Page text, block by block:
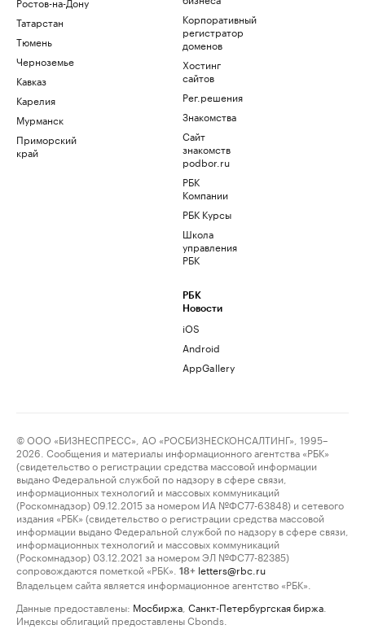
Татарстан
Тюмень
Черноземье
Кавказ
Карелия
Мурманск
Приморский
край
Корпоративный
регистратор
доменов
Хостинг
сайтов
Рег.решения
Знакомства
Сайт
знакомств
podbor.ru
РБК
Компании
РБК Курсы
Школа
управления
РБК
РБК
Новости
iOS
Android
AppGallery
© ООО «БИЗНЕСПРЕСС», АО «РОСБИЗНЕСКОНСАЛТИНГ», 1995–
2026. Сообщения и материалы информационного агентства «РБК»
(свидетельство о регистрации средства массовой информации
выдано Федеральной службой по надзору в сфере связи,
информационных технологий и массовых коммуникаций
(Роскомнадзор) 09.12.2015 за номером ИА №ФС77-63848) и сетевого
издания «РБК» (свидетельство о регистрации средства массовой
информации выдано Федеральной службой по надзору в сфере связи,
информационных технологий и массовых коммуникаций
(Роскомнадзор) 03.12.2021 за номером ЭЛ №ФС77-82385)
сопровождаются пометкой «РБК».
18+ letters@rbc.ru
Владельцем сайта является информационное агентство «РБК».
Данные предоставлены: Мосбиржа Санкт-Петербургская биржа
Индексы облигаций предоставлены Cbonds.